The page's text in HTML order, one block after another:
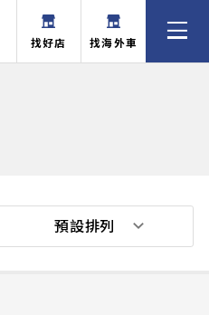
找好店 找海外車
預設排列